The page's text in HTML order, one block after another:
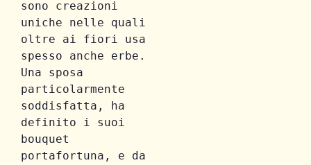
sono creazioni
uniche nelle quali
oltre ai fiori usa
spesso anche erbe.
Una sposa
particolarmente
soddisfatta, ha
definito i suoi
bouquet
portafortuna, e da